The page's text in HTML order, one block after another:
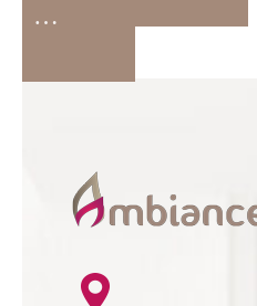
…